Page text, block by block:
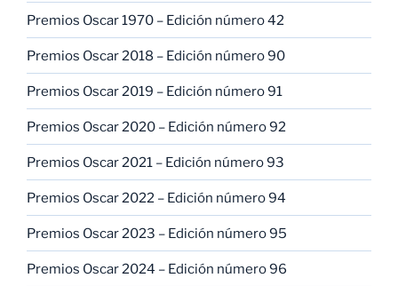
Premios Oscar 1970 – Edición número 42
Premios Oscar 2018 – Edición número 90
Premios Oscar 2019 – Edición número 91
Premios Oscar 2020 – Edición número 92
Premios Oscar 2021 – Edición número 93
Premios Oscar 2022 – Edición número 94
Premios Oscar 2023 – Edición número 95
Premios Oscar 2024 – Edición número 96